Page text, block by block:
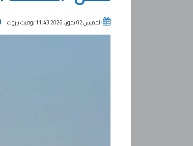
الخميس 02 تموز , 2026 11:43 توقيت بيروت